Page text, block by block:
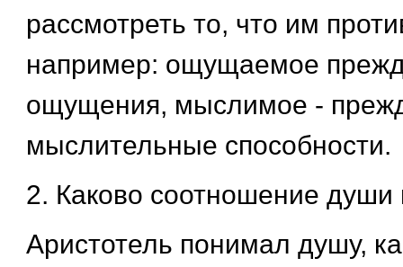
рассмотреть то, что им
например: ощущаемое
ощущения, мыслимое -
мыслительные способности.
2. Каково соотношение души
Аристотель понимал душу,